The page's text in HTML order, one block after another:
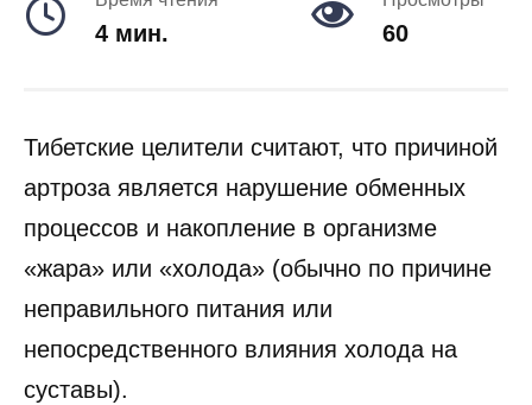
4 мин. 60
Тибетские целители считают, что причиной
артроза является нарушение обменных
процессов и накопление в организме
«жара» или «холода» (обычно по причине
неправильного питания или
непосредственного влияния холода на
суставы).